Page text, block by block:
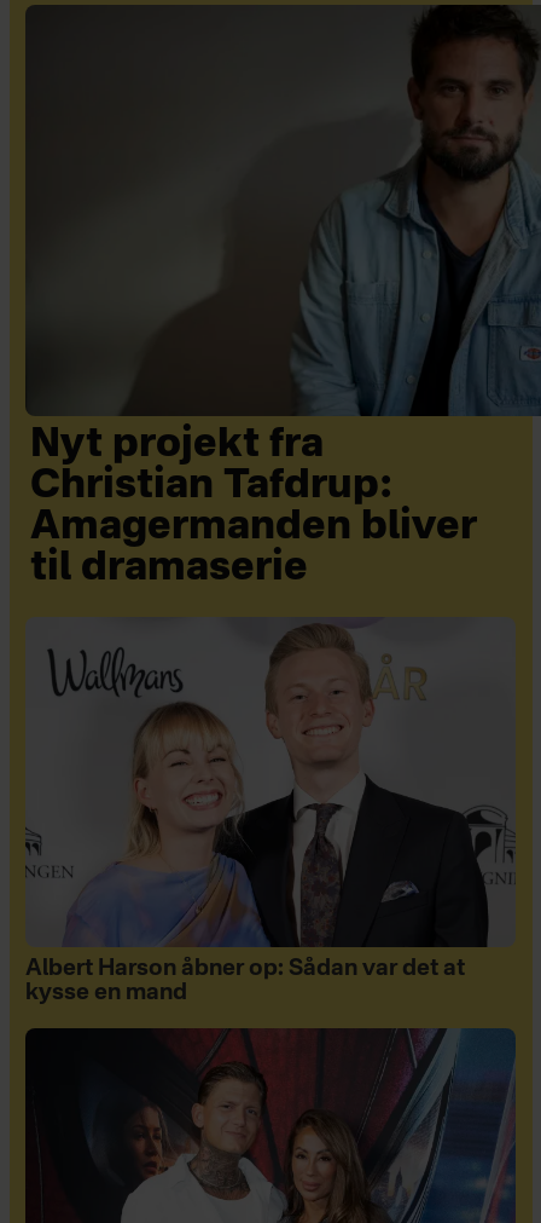
Nyt projekt fra
Christian Tafdrup:
Amagermanden bliver
til dramaserie
Albert Harson åbner op: Sådan var det at
kysse en mand